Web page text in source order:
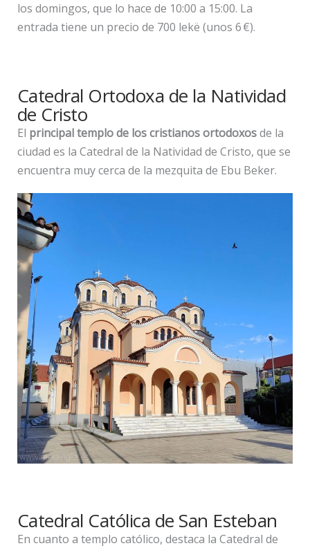
los domingos, que lo hace de 10:00 a 15:00. La
entrada tiene un precio de 700 lekë (unos 6 €).
Catedral Ortodoxa de la Natividad
de Cristo
El principal templo de los cristianos ortodoxosde la
ciudad es la Catedral de la Natividad de Cristo, que se
encuentra muy cerca de la mezquita de Ebu Beker.
Catedral Católica de San Esteban
En cuanto a templo católico, destaca la Catedral de